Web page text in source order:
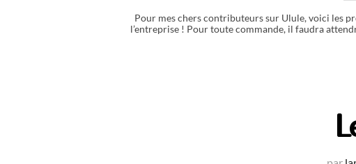
Pour mes chers contributeurs sur Ulule, voici les
l’entreprise ! Pour toute commande, il faudra